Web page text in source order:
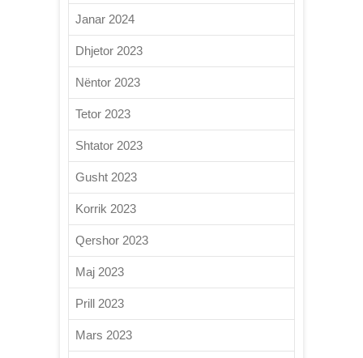
Janar 2024
Dhjetor 2023
Nëntor 2023
Tetor 2023
Shtator 2023
Gusht 2023
Korrik 2023
Qershor 2023
Maj 2023
Prill 2023
Mars 2023